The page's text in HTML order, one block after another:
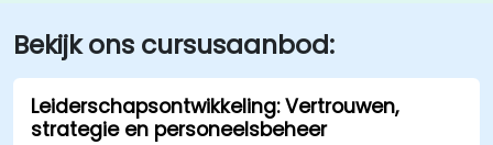
Bekijk ons cursusaanbod:
Leiderschapsontwikkeling: Vertrouwen,
strategie en personeelsbeheer